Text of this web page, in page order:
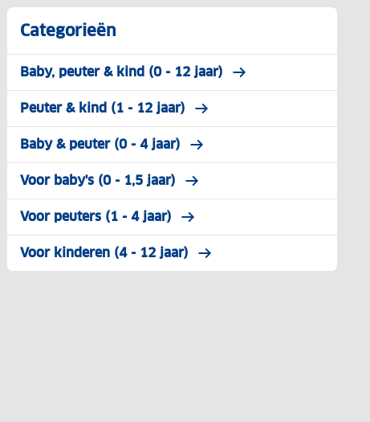
Categorieën
Baby, peuter & kind (0 - 12 jaar)
Peuter & kind (1 - 12 jaar)
Baby & peuter (0 - 4 jaar)
Voor baby's (0 - 1,5 jaar)
Voor peuters (1 - 4 jaar)
Voor kinderen (4 - 12 jaar)